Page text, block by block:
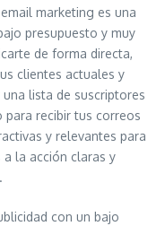
marketing es una
presupuesto y muy
de forma directa,
clientes actuales y
lista de suscriptores
para recibir tus correos
y relevantes para
la acción claras y
con un bajo